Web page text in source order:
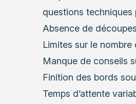
questions
Absence de
Limites sur le
Manque de conseils
Finition des bords
Temps d’attente